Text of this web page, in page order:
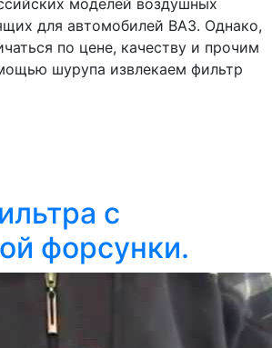
моделей воздушных
для автомобилей ВАЗ. Однако,
по цене, качеству и прочим
шурупа извлекаем фильтр
с
форсунки.